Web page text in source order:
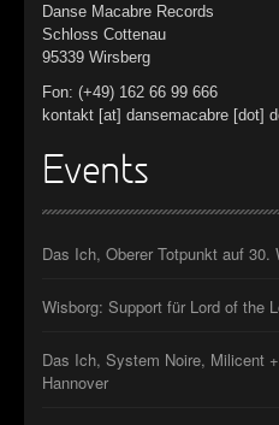
Danse Macabre Records
Schloss Cottenau
95339 Wirsberg
Fon: (+49) 162 66 99 666
kontakt [at] dansemacabre [dot]
Events
Das Ich, Oberer Totpunkt auf 30.
Wisborg: Support für Lord of the
Das Ich, System Noire, Milicent
Hannover